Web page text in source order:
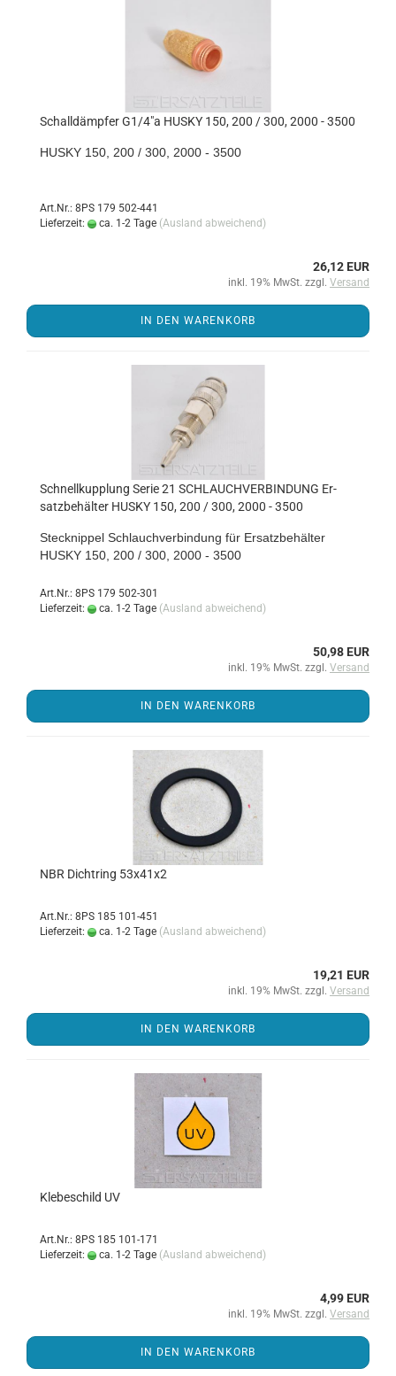
Schall­dämp­fer G1/4"a HUSKY 150, 200 / 300, 2000 - 3500
HUSKY 150, 200 / 300, 2000 - 3500
Art.Nr.: 8PS 179 502-441
Lieferzeit:
ca. 1-2 Tage (Ausland abweichend)
26,12 EUR
inkl. 19% MwSt. zzgl. Versand
IN DEN WARENKORB
Schnell­kupp­lung Serie 21 SCHLAUCH­VER­BIN­DUNG Er­
satz­be­häl­ter HUSKY 150, 200 / 300, 2000 - 3500
Steck­nip­pel Schlauch­ver­bin­dung für Er­satz­be­häl­ter
HUSKY 150, 200 / 300, 2000 - 3500
Art.Nr.: 8PS 179 502-301
Lieferzeit:
ca. 1-2 Tage (Ausland abweichend)
50,98 EUR
inkl. 19% MwSt. zzgl. Versand
IN DEN WARENKORB
NBR Dicht­ring 53x41x2
Art.Nr.: 8PS 185 101-451
Lieferzeit:
ca. 1-2 Tage (Ausland abweichend)
19,21 EUR
inkl. 19% MwSt. zzgl. Versand
IN DEN WARENKORB
Kle­be­schild UV
Art.Nr.: 8PS 185 101-171
Lieferzeit:
ca. 1-2 Tage (Ausland abweichend)
4,99 EUR
inkl. 19% MwSt. zzgl. Versand
IN DEN WARENKORB